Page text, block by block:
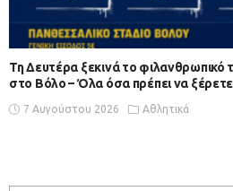
Τη Δευτέρα ξεκινά το
στο Βόλο – Όλα όσα πρέπει να ξέρετε
7 Αυγούστου 2026 Αθλητικά